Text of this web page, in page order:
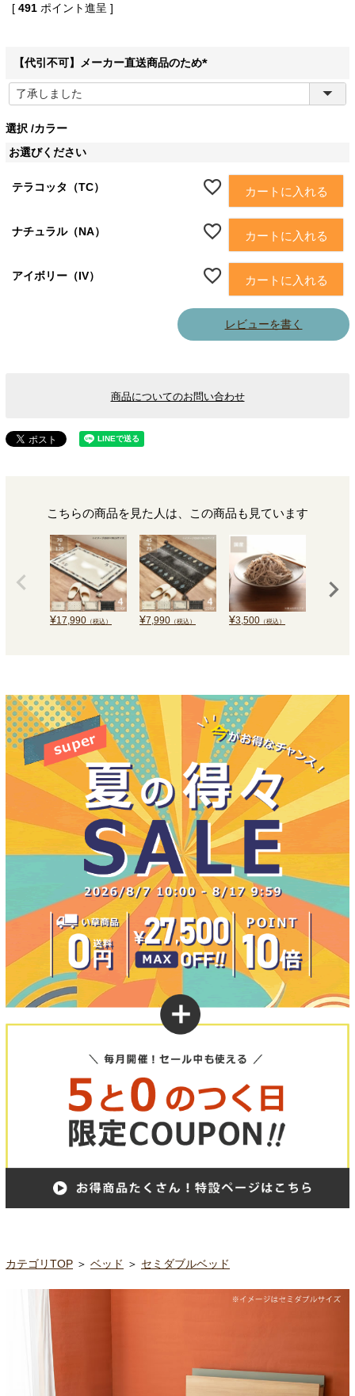
[ 491 ポイント進呈 ]
【代引不可】メーカー直送商品のため
(
選択
カラー
お選びください
テラコッタ（TC） カートに入れる
ナチュラル（NA） カートに入れる
アイボリー（IV） カートに入れる
レビューを書く
商品についてのお問い合わせ
こちらの商品を見た人は、この商品も見ています
¥17,990 （税込） ¥7,990 （税込） ¥3,500 （税込）
カテゴリTOP ＞ ベッド ＞ セミダブルベッド